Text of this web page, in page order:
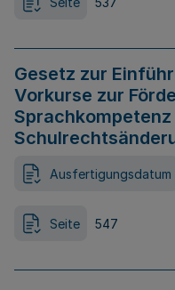
Gesetz zur
Vorkurse zur
Sprachkompetenz
Ausfertigungsdatum
Seite 547